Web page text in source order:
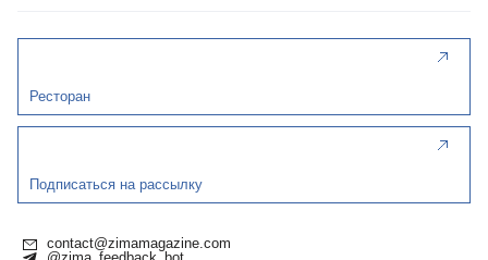
Ресторан
Подписаться на рассылку
contact@zimamagazine.com